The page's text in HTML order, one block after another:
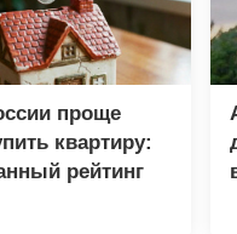
проще
квартиру:
рейтинг